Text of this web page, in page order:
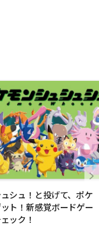
シュ！と投げて、ポケ
ト！新感覚ボードゲー
ック！